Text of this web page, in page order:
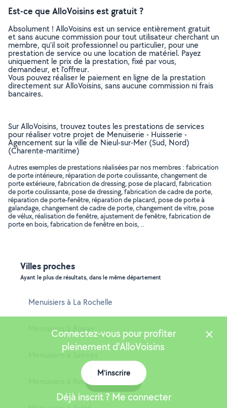
Est-ce que AlloVoisins est gratuit ?
Absolument ! AlloVoisins est un service entièrement gratuit
et sans aucune commission pour tout utilisateur cherchant un
membre, qu’il soit professionnel ou particulier, pour une
prestation de service ou une location de matériel. Payez
uniquement le prix de la prestation, fixé par vous,
demandeur, et l’offreur.
Vous pouvez réaliser le paiement en ligne de la prestation
directement sur AlloVoisins, sans aucune commission ni frais
bancaires.
Sur AlloVoisins, trouvez toutes les prestations de services
pour réaliser votre projet de Menuiserie - Huisserie -
Agencement sur la ville de Nieul-sur-Mer (Sud, Nord)
(Charente-maritime)
Autres exemples de prestations réalisées par nos membres : fabrication
de porte intérieure, réparation de porte coulissante, changement de
porte extérieure, fabrication de dressing, pose de placard, fabrication
de porte coulissante, pose de dressing, fabrication de cadre de porte,
réparation de porte-fenêtre, réparation de placard, pose de porte à
galandage, changement de cadre de porte, changement de vitre, pose
de vélux, réalisation de fenêtre, ajustement de fenêtre, fabrication de
porte en bois, fabrication de fenêtre en bois, ..
Villes proches
Ayant le plus de résultats, dans le même département
Menuisiers à La Rochelle
Menuisiers à Royan
Menuisiers à Saintes
Menuisiers à Rochefort
Connectez-vous pour profiter
pleinement d'AlloVoisins
M'inscrire
Déjà inscrit ? Me connecter